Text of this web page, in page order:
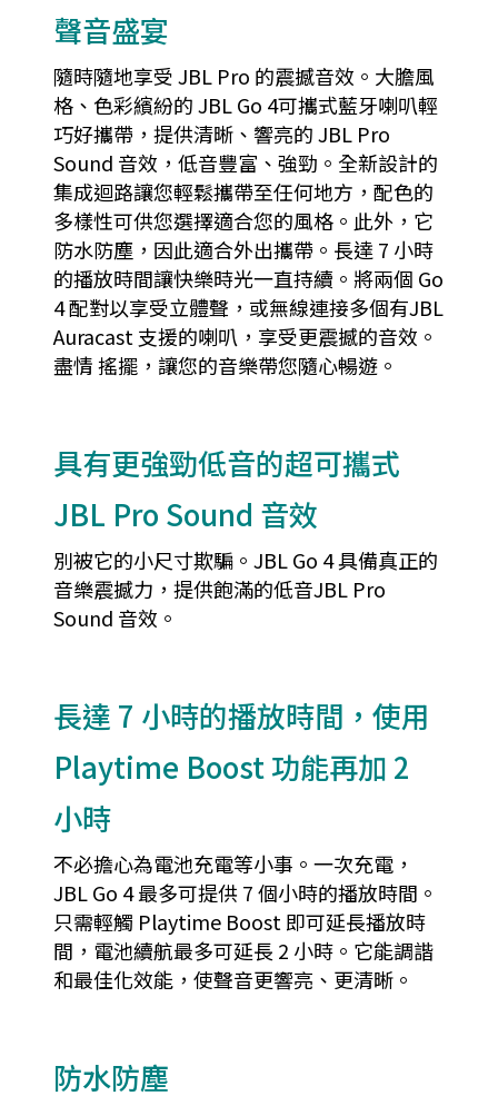
聲音盛宴
隨時隨地享受 JBL Pro 的震撼音效。大膽風
格、色彩繽紛的 JBL Go 4可攜式藍牙喇叭輕
巧好攜帶，提供清晰、響亮的 JBL Pro
Sound 音效，低音豐富、強勁。全新設計的
集成迴路讓您輕鬆攜帶至任何地方，配色的
多樣性可供您選擇適合您的風格。此外，它
防水防塵，因此適合外出攜帶。長達 7 小時
的播放時間讓快樂時光一直持續。將兩個 Go
4 配對以享受立體聲，或無線連接多個有JBL
Auracast 支援的喇叭，享受更震撼的音效。
盡情 搖擺，讓您的音樂帶您隨心暢遊。
具有更強勁低音的超可攜式
JBL Pro Sound 音效
別被它的小尺寸欺騙。JBL Go 4 具備真正的
音樂震撼力，提供飽滿的低音JBL Pro
Sound 音效。
長達 7 小時的播放時間，使用
Playtime Boost 功能再加 2
小時
不必擔心為電池充電等小事。一次充電，
JBL Go 4 最多可提供 7 個小時的播放時間。
只需輕觸 Playtime Boost 即可延長播放時
間，電池續航最多可延長 2 小時。它能調諧
和最佳化效能，使聲音更響亮、更清晰。
防水防塵